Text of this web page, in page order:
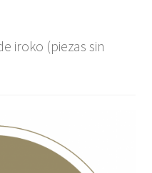
iroko (piezas sin